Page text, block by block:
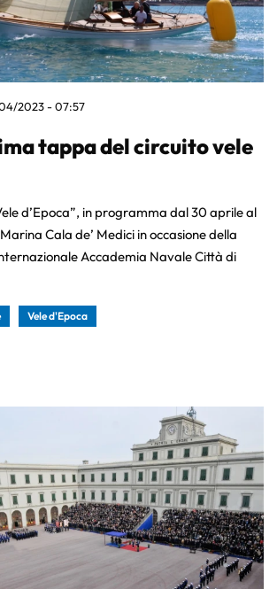
2023 - 07:57
tappa del circuito vele
d’Epoca”, in programma dal 30 aprile al
Cala de’ Medici in occasione della
Accademia Navale Città di
Vele d'Epoca